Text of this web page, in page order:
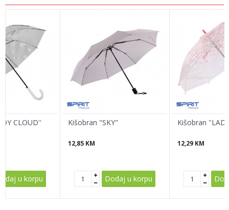
Poruka
CLOUD''
u korpu
Kišobran "SKY"
12,85 KM
Dodaj u korpu
Kišobran
12,29 KM